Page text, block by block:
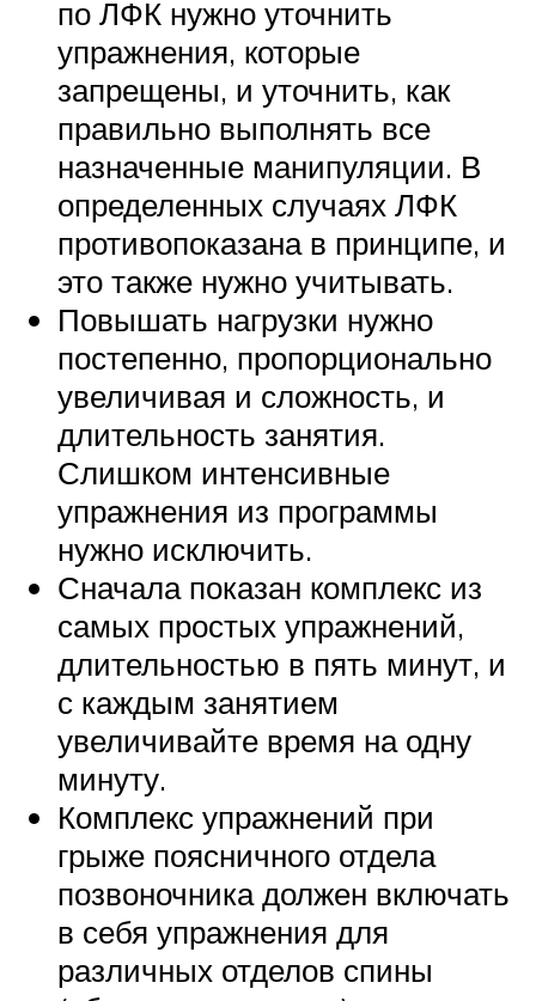
по ЛФК нужно уточнить
упражнения, которые
запрещены, и уточнить, как
правильно выполнять все
назначенные манипуляции. В
определенных случаях ЛФК
противопоказана в принципе, и
это также нужно учитывать.
Повышать нагрузки нужно
постепенно, пропорционально
увеличивая и сложность, и
длительность занятия.
Слишком интенсивные
упражнения из программы
нужно исключить.
Сначала показан комплекс из
самых простых упражнений,
длительностью в пять минут, и
с каждым занятием
увеличивайте время на одну
минуту.
Комплекс упражнений при
грыже поясничного отдела
позвоночника должен включать
в себя упражнения для
различных отделов спины